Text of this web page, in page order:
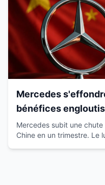
Mercedes
bénéfices
européen vacille
Mercedes subit une
Chine en un trimestre. Le